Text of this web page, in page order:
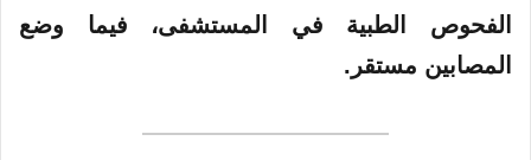
الفحوص الطبية في المستشفى، فيما وضع
المصابين مستقر.